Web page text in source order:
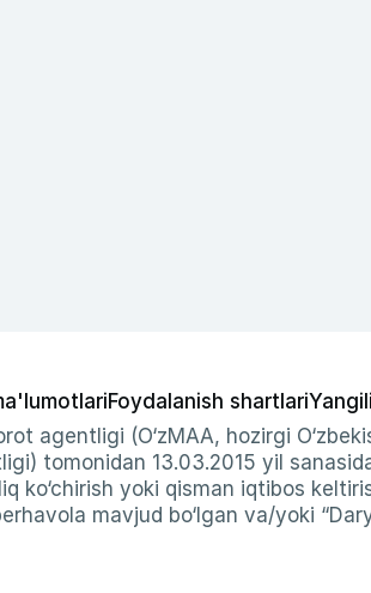
Foydalanish shartlari
agentligi (O‘zMAA, hozirgi
tomonidan 13.03.2015 yil
ko‘chirish yoki qisman iqtibos
mavjud bo‘lgan va/yoki